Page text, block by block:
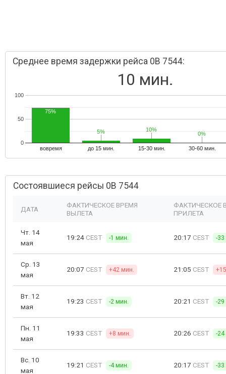
Среднее время задержки рейса 0B 7544:
10 мин.
вовремя до 15 мин. 15-30 мин. 30-60 мин.
0
50
100
75%
5%
5% 10%
10%
0%
0%
Состоявшиеся рейсы 0B 7544
ДАТА
ФАКТИЧЕСКОЕ ВРЕМЯ
ВЫЛЕТА
ФАКТИЧЕСКОЕ
ПРИЛЕТА
Чт. 14
мая
19:24 CEST -1 мин. 20:17 CEST -
Ср. 13
мая
20:07 CEST +42 мин. 21:05 CEST
Вт. 12
мая
19:23 CEST -2 мин. 20:21 CEST -
Пн. 11
мая
19:33 CEST +8 мин. 20:26 CEST -
Вс. 10
мая
19:21 CEST -4 мин. 20:17 CEST -